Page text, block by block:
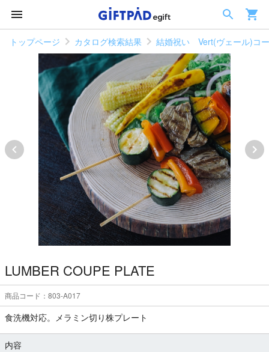
トップページ カタログ検索結果 結婚祝い Vert(ヴェール)コ
LUMBER COUPE PLATE
商品コード：803-A017
食洗機対応。メラミン切り株プレート
内容